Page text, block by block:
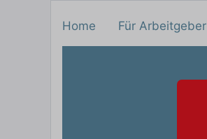
Home Für Arbeitgeber